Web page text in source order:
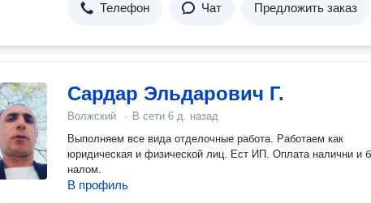
Телефон Чат Предложить заказ
Сардар Эльдарович Г.
Волжский · В сети 6 д. назад
Выполняем все вида отделочные работа. Работаем как
юридическая и физической лиц. Ест ИП. Оплата налични и
налом.
В профиль